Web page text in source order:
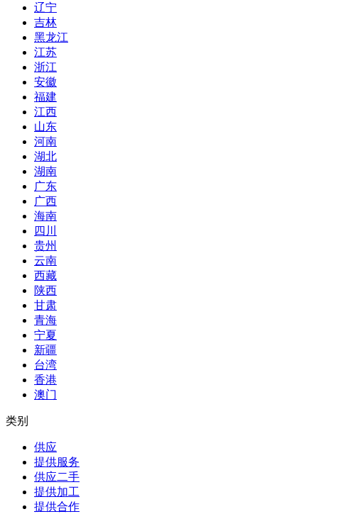
辽宁
吉林
黑龙江
江苏
浙江
安徽
福建
江西
山东
河南
湖北
湖南
广东
广西
海南
四川
贵州
云南
西藏
陕西
甘肃
青海
宁夏
新疆
台湾
香港
澳门
类别
供应
提供服务
供应二手
提供加工
提供合作